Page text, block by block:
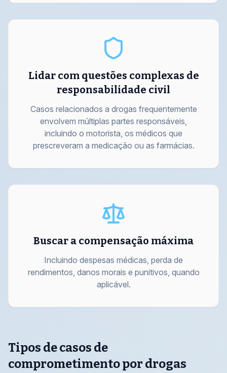
Lidar com questões complexas de
responsabilidade civil
Casos relacionados a drogas frequentemente
envolvem múltiplas partes responsáveis,
incluindo o motorista, os médicos que
prescreveram a medicação ou as farmácias.
Buscar a compensação máxima
Incluindo despesas médicas, perda de
rendimentos, danos morais e punitivos, quando
aplicável.
Tipos de casos de
comprometimento por drogas